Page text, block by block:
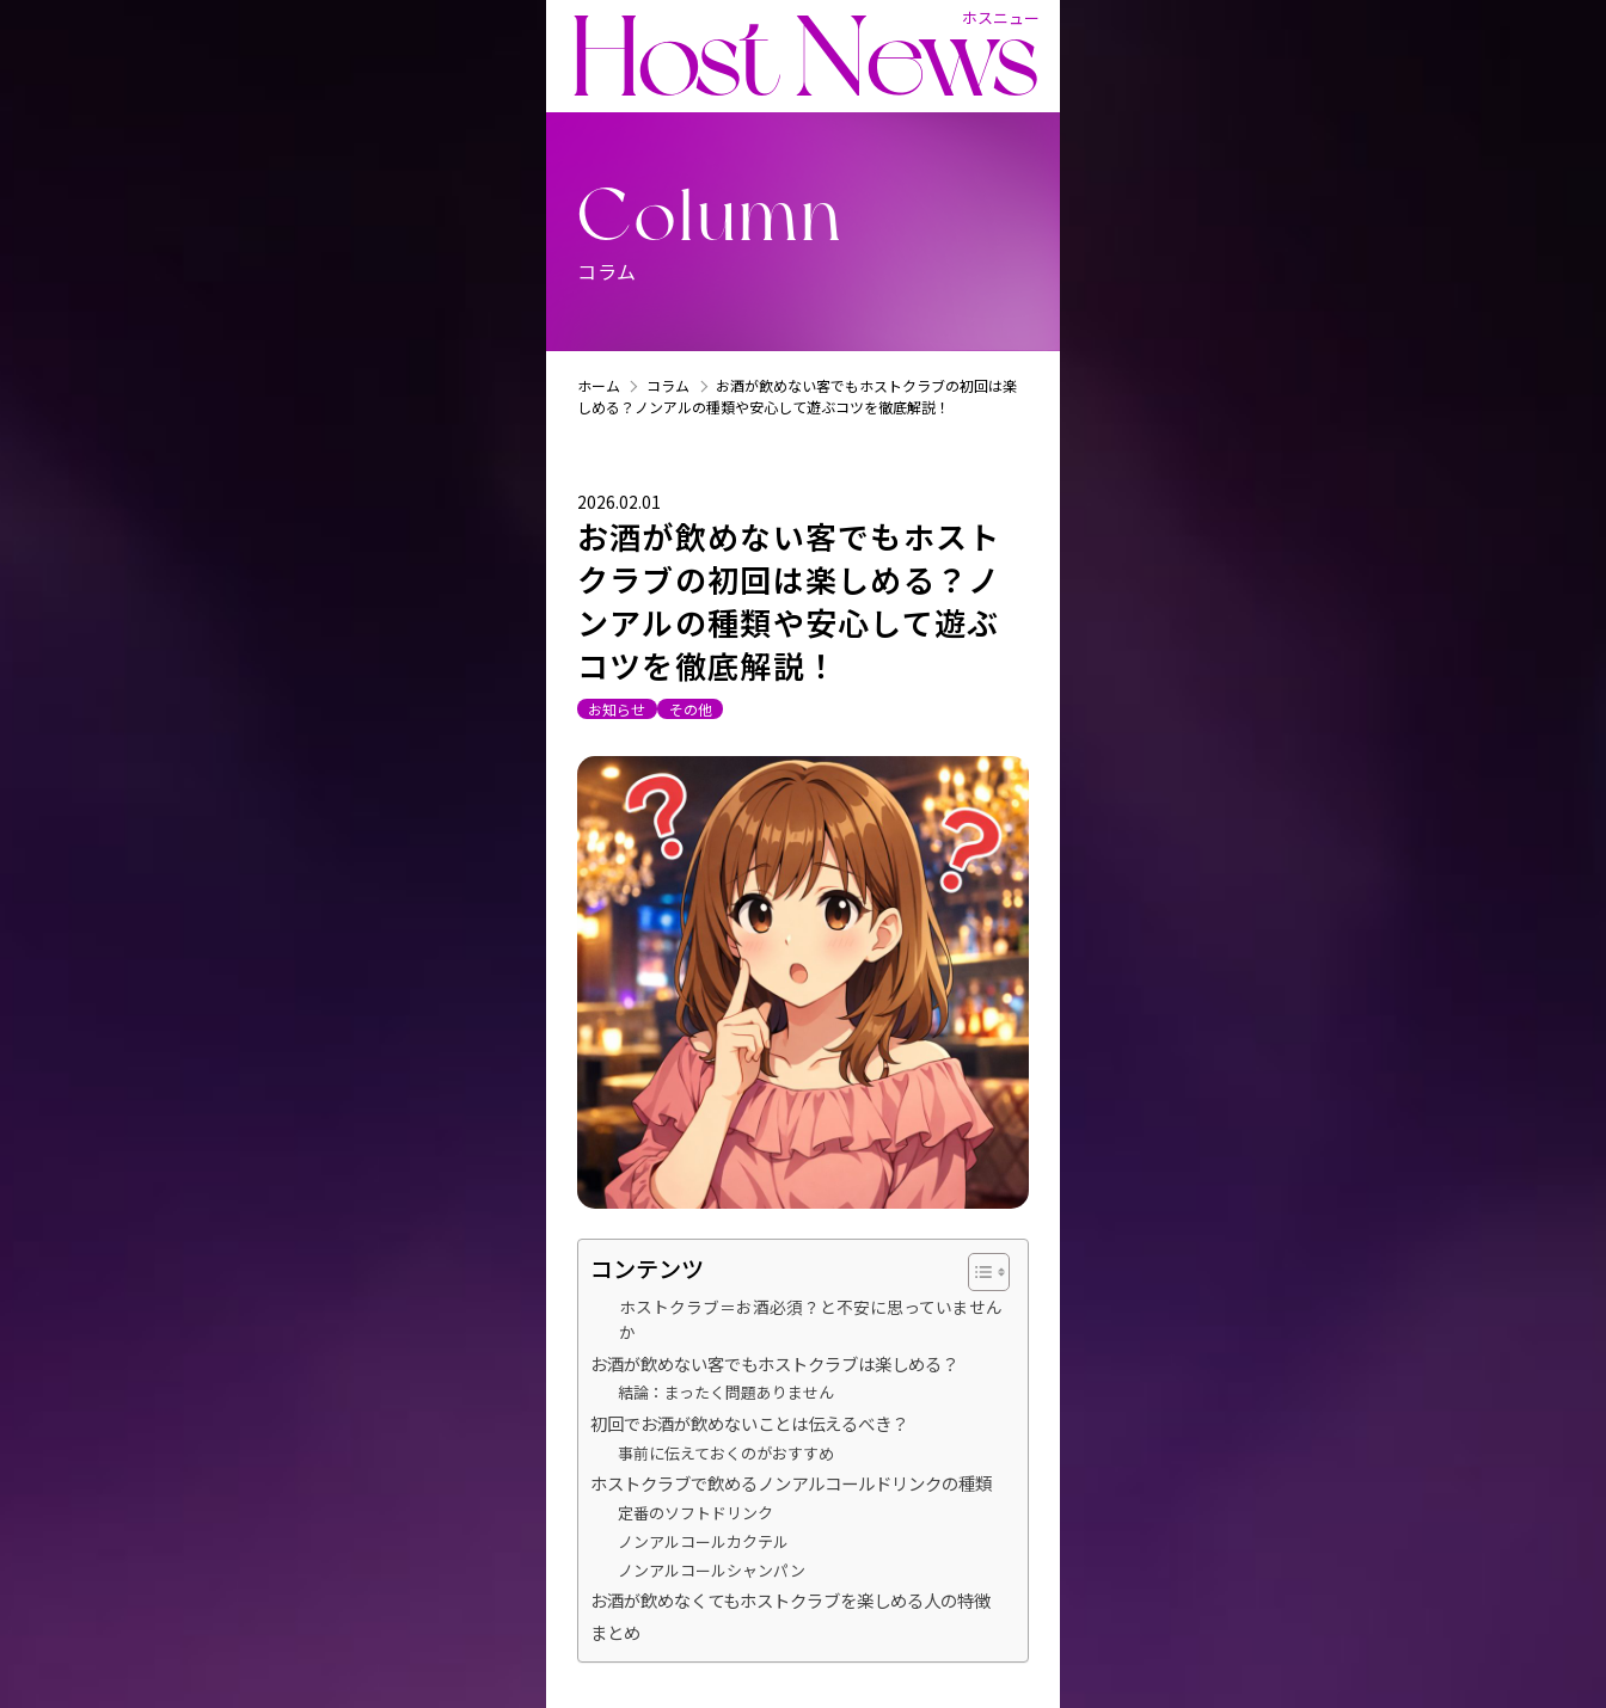
Host News
ホスニュー
Column
コラム
ホーム コラム
お酒が飲めない客でもホストクラブの初回は楽
しめる？ノンアルの種類や安心して遊ぶコツを徹底解説！
2026.02.01
お酒が飲めない客でもホスト
クラブの初回は楽しめる？ノ
ンアルの種類や安心して遊ぶ
コツを徹底解説！
お知らせ その他
コンテンツ
ホストクラブ＝お酒必須？と不安に思っていません
か
お酒が飲めない客でもホストクラブは楽しめる？
結論：まったく問題ありません
初回でお酒が飲めないことは伝えるべき？
事前に伝えておくのがおすすめ
ホストクラブで飲めるノンアルコールドリンクの種類
定番のソフトドリンク
ノンアルコールカクテル
ノンアルコールシャンパン
お酒が飲めなくてもホストクラブを楽しめる人の特徴
まとめ